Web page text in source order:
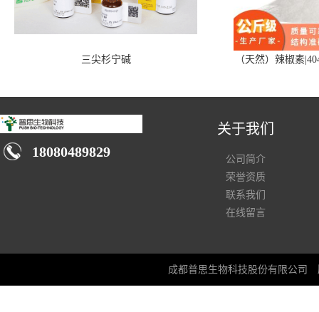
三尖杉宁碱 （天然）辣椒素
18080489829
关于我们
公司简介
荣誉资质
联系我们
在线留言
成都普思生物科技股份有限公司